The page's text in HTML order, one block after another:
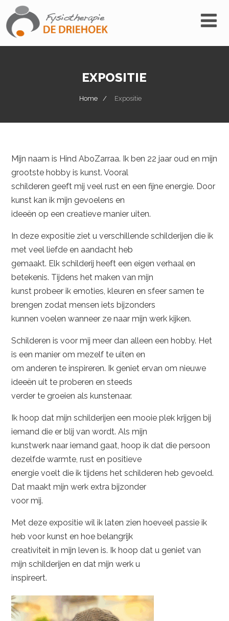
EXPOSITIE
Home Expositie
Mijn naam is Hind AboZarraa. Ik ben 22 jaar oud en mijn
grootste hobby is kunst. Vooral
schilderen geeft mij veel rust en een fijne energie. Door
kunst kan ik mijn gevoelens en
ideeën op een creatieve manier uiten.
In deze expositie ziet u verschillende schilderijen die ik
met veel liefde en aandacht heb
gemaakt. Elk schilderij heeft een eigen verhaal en
betekenis. Tijdens het maken van mijn
kunst probeer ik emoties, kleuren en sfeer samen te
brengen zodat mensen iets bijzonders
kunnen voelen wanneer ze naar mijn werk kijken.
Schilderen is voor mij meer dan alleen een hobby. Het
is een manier om mezelf te uiten en
om anderen te inspireren. Ik geniet ervan om nieuwe
ideeën uit te proberen en steeds
verder te groeien als kunstenaar.
Ik hoop dat mijn schilderijen een mooie plek krijgen bij
iemand die er blij van wordt. Als mijn
kunstwerk naar iemand gaat, hoop ik dat die persoon
dezelfde warmte, rust en positieve
energie voelt die ik tijdens het schilderen heb gevoeld.
Dat maakt mijn werk extra bijzonder
voor mij.
Met deze expositie wil ik laten zien hoeveel passie ik
heb voor kunst en hoe belangrijk
creativiteit in mijn leven is. Ik hoop dat u geniet van
mijn schilderijen en dat mijn werk u
inspireert.